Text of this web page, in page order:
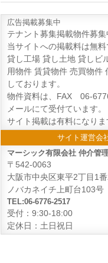
広告掲載募集中
テナント募集掲載物件募集
当サイトへの掲載料は無
貸し工場 貸し土地 貸しビ
用物件 賃貸物件 売買物件
しております。
物件資料は、FAX 06-
メールにて受付ています
サイト掲載は有料になりま
サイト運営会
マーシック有限会社 仲介管
〒542-0063
大阪市中央区東平2丁目1
ノバカネイチ上町台103号
TEL:06-6776-2517
受付：9:30-18:00
定休日：土日祝日